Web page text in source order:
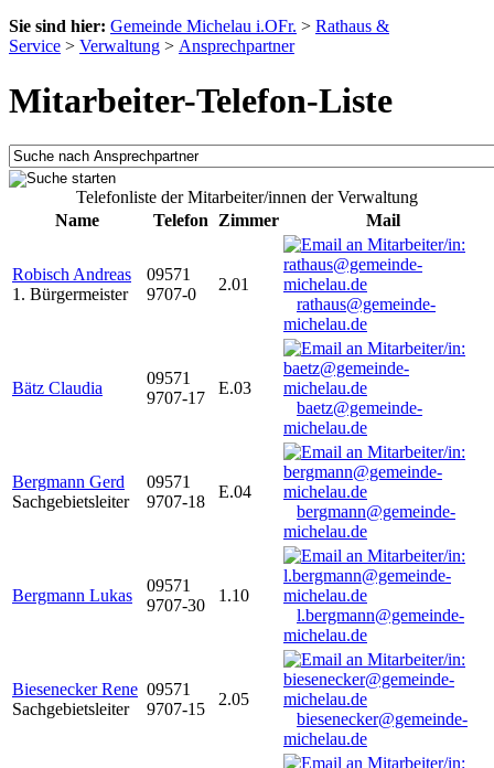
Sie sind hier: Gemeinde Michelau i.OFr. > Rathaus &
Service > Verwaltung > Ansprechpartner
Mitarbeiter-Telefon-Liste
Telefonliste der Mitarbeiter/innen der Verwaltung
Name
Telefon Zimmer Mail
Robisch Andreas
1. Bürgermeister
09571
9707-0
2.01
rathaus@gemeinde-
michelau.de
Bätz Claudia
09571
9707-17
E.03
baetz@gemeinde-
michelau.de
Bergmann Gerd
Sachgebietsleiter
09571
9707-18
E.04
bergmann@gemeinde-
michelau.de
Bergmann Lukas
09571
9707-30
1.10
l.bergmann@gemeinde-
michelau.de
Biesenecker Rene
Sachgebietsleiter
09571
9707-15
2.05
biesenecker@gemeinde-
michelau.de